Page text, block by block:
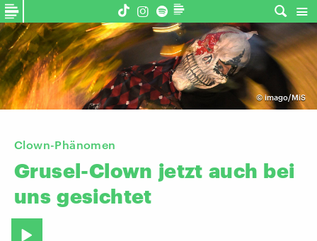
© imago/MiS
Clown-Phänomen
Grusel-Clown jetzt auch bei
uns gesichtet